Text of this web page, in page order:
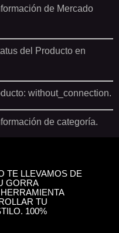
de Mercado
del Producto en
without_connection.
de categoría.
TE LLEVAMOS DE
GORRA
TU
100%